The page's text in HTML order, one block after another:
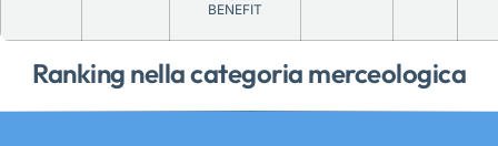
Ranking nella categoria merceologica
BENEFIT